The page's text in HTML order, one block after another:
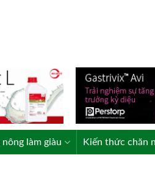
nông làm giàu Kiến thức chăn